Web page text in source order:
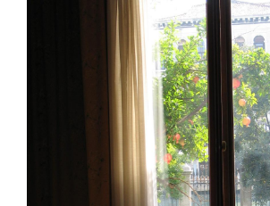
Nell’ambito del gemellaggio
Venezia e Bayreuth nel nome di
firmato dai due Sindaci nel 1994,
promosso il progetto “Venezia per
comprende: un museo permanente
Richard Wagner nel mezzanino di
Vendramin Calergi (ultima dimora